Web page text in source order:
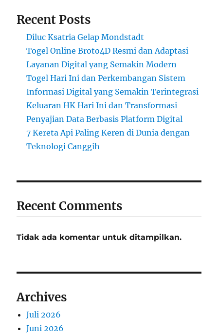
Recent Posts
Diluc Ksatria Gelap Mondstadt
Togel Online Broto4D Resmi dan Adaptasi
Layanan Digital yang Semakin Modern
Togel Hari Ini dan Perkembangan Sistem
Informasi Digital yang Semakin Terintegrasi
Keluaran HK Hari Ini dan Transformasi
Penyajian Data Berbasis Platform Digital
7 Kereta Api Paling Keren di Dunia dengan
Teknologi Canggih
Recent Comments
Tidak ada komentar untuk ditampilkan.
Archives
Juli 2026
Juni 2026